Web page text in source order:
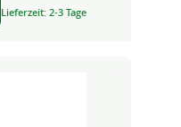
Lieferzeit: 2-3 Tage